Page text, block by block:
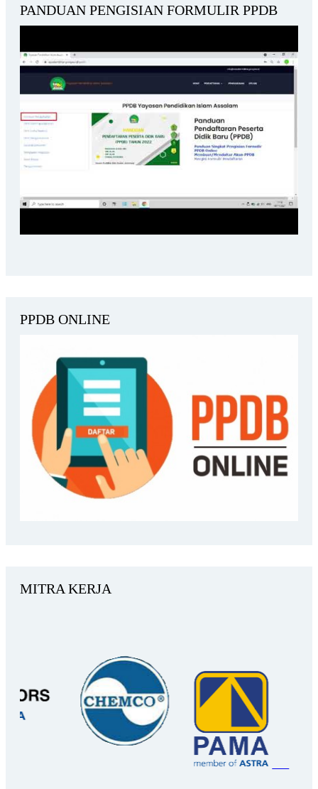
PANDUAN PENGISIAN FORMULIR PPDB
PPDB ONLINE
MITRA KERJA